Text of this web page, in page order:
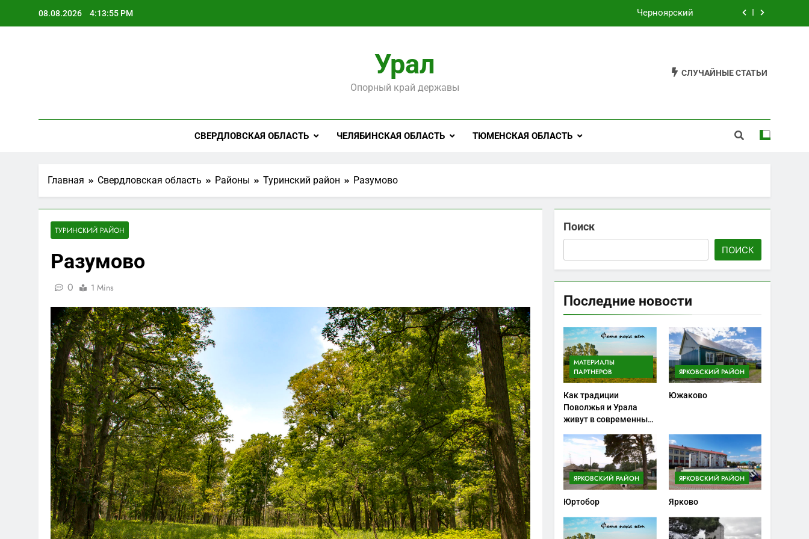
08.08.2026 4:13:56 PM Черноярский
Староуткинск
Черноярский
Урал
Опорный край державы
СЛУЧАЙНЫЕ СТАТЬИ
СВЕРДЛОВСКАЯ ОБЛАСТЬ ЧЕЛЯБИНСКАЯ ОБЛАСТЬ ТЮМЕНСКАЯ ОБЛАСТЬ
Главная Свердловская область Районы Туринский район Разумово
ТУРИНСКИЙ РАЙОН
Разумово
0 1 Mins
Поиск
ПОИСК
Последние новости
МАТЕРИАЛЫ
ПАРТНЕРОВ
Как традиции
Поволжья и Урала
живут в современных
ЯРКОВСКИЙ РАЙОН
Южаково
ЯРКОВСКИЙ РАЙОН
Юртобор
ЯРКОВСКИЙ РАЙОН
Ярково